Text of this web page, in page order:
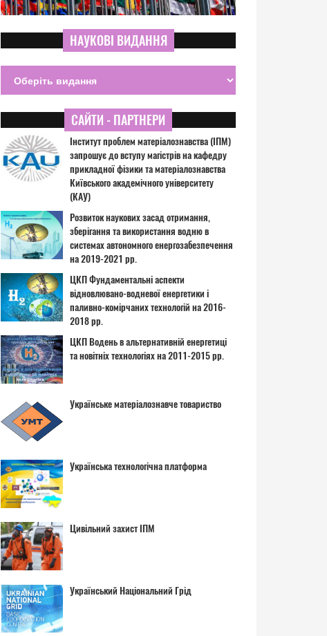
НАУКОВІ ВИДАННЯ
САЙТИ - ПАРТНЕРИ
Інститут проблем матеріалознавства (ІПМ)
запрошує до вступу магістрів на кафедру
прикладної фізики та матеріалознавства
Київського академічного університету
(КАУ)
Розвиток наукових засад отримання,
зберігання та використання водню в
системах автономного енергозабезпечення
на 2019-2021 рр.
ЦКП Фундаментальні аспекти
відновлювано-водневої енергетики і
паливно-комірчаних технологій на 2016-
2018 рр.
ЦКП Водень в альтернативній енергетиці
та новітніх технологіях на 2011-2015 рр.
Українське матеріалознавче товариство
Українська технологічна платформа
Цивільний захист ІПМ
Український Національний Грід